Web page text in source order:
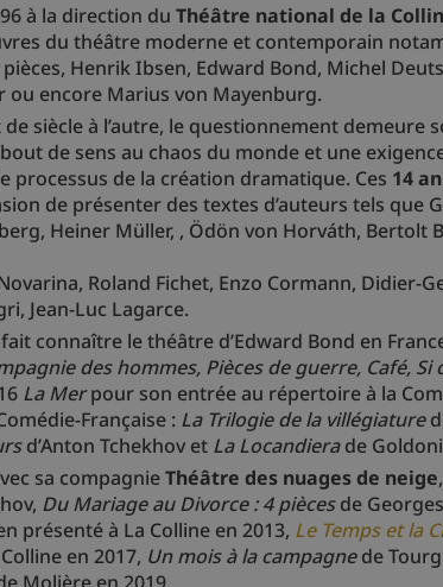
à la direction du Théâtre national de la
du théâtre moderne et contemporain
Henrik Ibsen, Edward Bond, Michel
ou encore Marius von Mayenburg.
de siècle à l’autre, le questionnement demeure
de sens au chaos du monde et une
processus de la création dramatique. Ces 14
de présenter des textes d’auteurs tels que
Heiner Müller, , Ödön von Horváth, Bertolt
Roland Fichet, Enzo Cormann, Didier-
Jean-Luc Lagarce.
connaître le théâtre d’Edward Bond en
des hommes, Pièces de guerre, Café, Si
La Merpour son entrée au répertoire à la
Française : La Trilogie de la villégiature
d’Anton Tchekhov et La Locandierade
sa compagnieThéâtre des nuages de neige
Du Mariage au Divorce : 4 piècesde
présenté à La Colline en 2013, Le Temps et la
en 2017, Un mois à la campagnede
Molière en 2019.